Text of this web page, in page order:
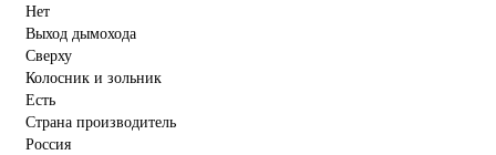
Нет
Выход дымохода
Сверху
Колосник и зольник
Есть
Страна производитель
Россия